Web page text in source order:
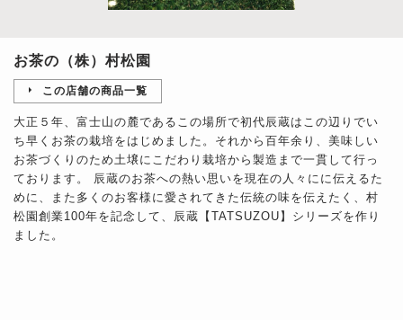
お茶の（株）村松園
この店舗の商品一覧
大正５年、富士山の麓であるこの場所で初代辰蔵はこの辺りでい
ち早くお茶の栽培をはじめました。それから百年余り、美味しい
お茶づくりのため土壌にこだわり栽培から製造まで一貫して行っ
ております。 辰蔵のお茶への熱い思いを現在の人々にに伝えるた
めに、また多くのお客様に愛されてきた伝統の味を伝えたく、村
松園創業100年を記念して、辰蔵【TATSUZOU】シリーズを作り
ました。